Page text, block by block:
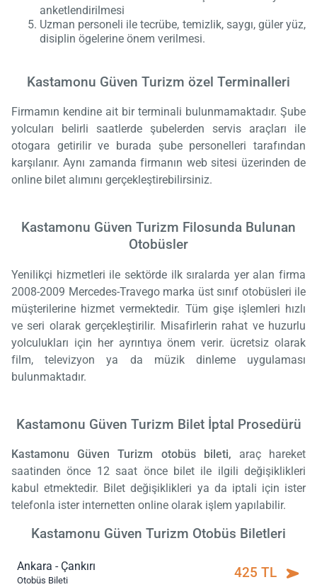
anketlendirilmesi
Uzman personeli ile tecrübe, temizlik, saygı, güler yüz,
disiplin ögelerine önem verilmesi.
Kastamonu Güven Turizm özel Terminalleri
Firmamın kendine ait bir terminali bulunmamaktadır. Şube
yolcuları belirli saatlerde şubelerden servis araçları ile
otogara getirilir ve burada şube personelleri tarafından
karşılanır. Aynı zamanda firmanın web sitesi üzerinden de
online bilet alımını gerçekleştirebilirsiniz.
Kastamonu Güven Turizm Filosunda Bulunan
Otobüsler
Yenilikçi hizmetleri ile sektörde ilk sıralarda yer alan firma
2008-2009 Mercedes-Travego marka üst sınıf otobüsleri ile
müşterilerine hizmet vermektedir. Tüm gişe işlemleri hızlı
ve seri olarak gerçekleştirilir. Misafirlerin rahat ve huzurlu
yolculukları için her ayrıntıya önem verir. ücretsiz olarak
film, televizyon ya da müzik dinleme uygulaması
bulunmaktadır.
Kastamonu Güven Turizm Bilet İptal Prosedürü
Kastamonu Güven Turizm otobüs bileti, araç hareket
saatinden önce 12 saat önce bilet ile ilgili değişiklikleri
kabul etmektedir. Bilet değişiklikleri ya da iptali için ister
telefonla ister internetten online olarak işlem yapılabilir.
Kastamonu Güven Turizm Otobüs Biletleri
Ankara - Çankırı
Otobüs Bileti 425 TL